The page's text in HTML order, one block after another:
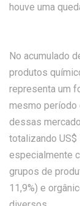
houve uma
No acumulado
produtos
representa um
mesmo período
dessas
totalizando US$
especialmente
grupos de
11,9%) e